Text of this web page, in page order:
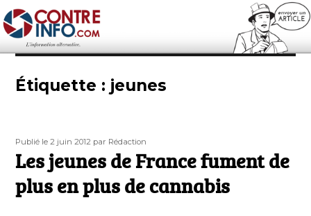
Contre-Info
Étiquette : jeunes
Publié
le
Publié le 2 juin 2012 Auteur
par Rédaction
Les jeunes de France fument de
plus en plus de cannabis